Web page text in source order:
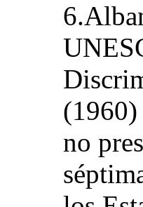
(1960)
no